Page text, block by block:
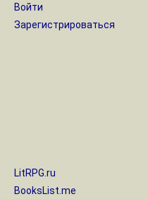
Войти
Зарегистрироваться
LitRPG.ru
BooksList.me